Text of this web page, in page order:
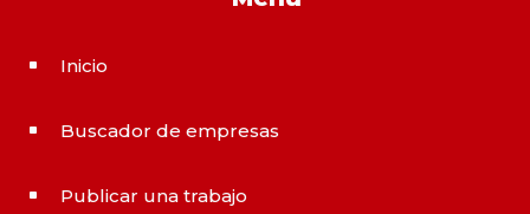
^ Inicio
^ Buscador de empresas
^ Publicar una trabajo